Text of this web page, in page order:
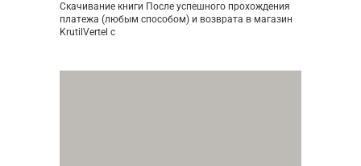
Скачивание книги После успешного прохождения
платежа (любым способом) и возврата в магазин
KrutilVertel с